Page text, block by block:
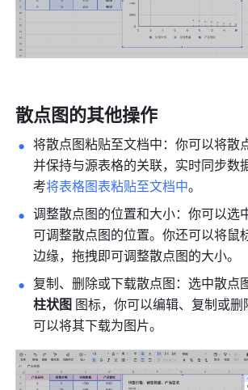
散点图的其他操作
将散点图粘贴至文档中：你可以将散
并保持与源表格的关联，实时同步数
考将表格图表粘贴至文档中。
调整散点图的位置和大小：你可以选
可调整散点图的位置。你还可以将鼠
边缘，拖拽即可调整散点图的大小。
柱状图 图标，你可以编辑、复制或
可以将其下载为图片。